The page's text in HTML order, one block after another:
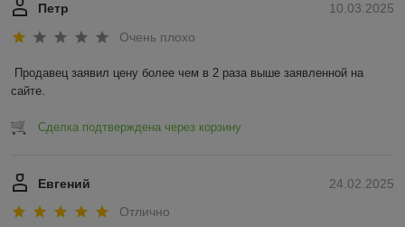
10.03.2025
Петр
Очень плохо
Продавец заявил цену более чем в 2 раза выше заявленной на
сайте.
Сделка подтверждена через корзину
24.02.2025
Евгений
Отлично